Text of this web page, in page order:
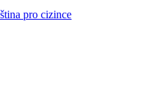
pro cizince